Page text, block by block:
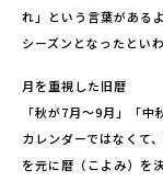
れ」という言葉がある
シーズンとなったとい
月を重視した旧暦
「秋が7月〜9月」「
カレンダーではなくて
を元に暦（こよみ）を